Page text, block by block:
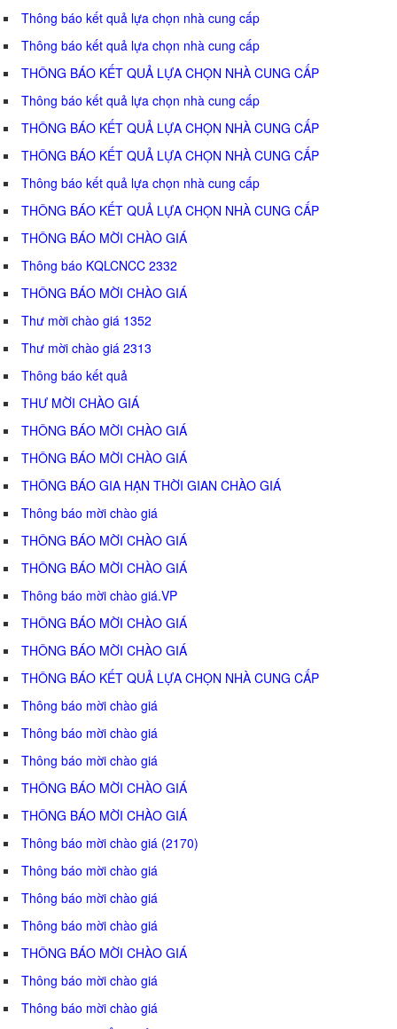
Thông báo kết quả lựa chọn nhà cung cấp
Thông báo kết quả lựa chọn nhà cung cấp
THÔNG BÁO KẾT QUẢ LỰA CHỌN NHÀ CUNG CẤP
Thông báo kết quả lựa chọn nhà cung cấp
THÔNG BÁO KẾT QUẢ LỰA CHỌN NHÀ CUNG CẤP
THÔNG BÁO KẾT QUẢ LỰA CHỌN NHÀ CUNG CẤP
Thông báo kết quả lựa chọn nhà cung cấp
THÔNG BÁO KẾT QUẢ LỰA CHỌN NHÀ CUNG CẤP
THÔNG BÁO MỜI CHÀO GIÁ
Thông báo KQLCNCC 2332
THÔNG BÁO MỜI CHÀO GIÁ
Thư mời chào giá 1352
Thư mời chào giá 2313
Thông báo kết quả
THƯ MỜI CHÀO GIÁ
THÔNG BÁO MỜI CHÀO GIÁ
THÔNG BÁO MỜI CHÀO GIÁ
THÔNG BÁO GIA HẠN THỜI GIAN CHÀO GIÁ
Thông báo mời chào giá
THÔNG BÁO MỜI CHÀO GIÁ
THÔNG BÁO MỜI CHÀO GIÁ
Thông báo mời chào giá.VP
THÔNG BÁO MỜI CHÀO GIÁ
THÔNG BÁO MỜI CHÀO GIÁ
THÔNG BÁO KẾT QUẢ LỰA CHỌN NHÀ CUNG CẤP
Thông báo mời chào giá
Thông báo mời chào giá
Thông báo mời chào giá
THÔNG BÁO MỜI CHÀO GIÁ
THÔNG BÁO MỜI CHÀO GIÁ
Thông báo mời chào giá (2170)
Thông báo mời chào giá
Thông báo mời chào giá
Thông báo mời chào giá
THÔNG BÁO MỜI CHÀO GIÁ
Thông báo mời chào giá
Thông báo mời chào giá